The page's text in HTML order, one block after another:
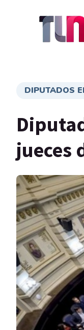
DIPUTADOS
jueces